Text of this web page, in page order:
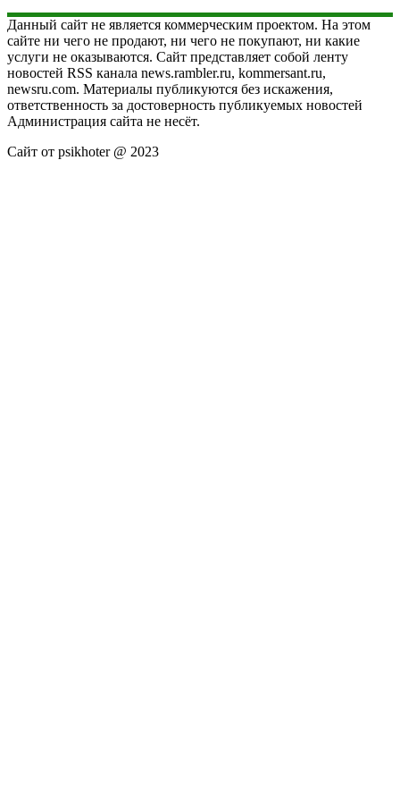
Данный сайт не является коммерческим проектом. На этом
сайте ни чего не продают, ни чего не покупают, ни какие
услуги не оказываются. Сайт представляет собой ленту
новостей RSS канала news.rambler.ru, kommersant.ru,
newsru.com. Материалы публикуются без искажения,
ответственность за достоверность публикуемых новостей
Администрация сайта не несёт.
Сайт от psikhoter @ 2023